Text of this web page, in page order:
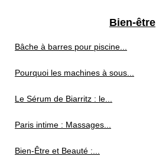
Bien-être
Bâche à barres pour piscine...
Pourquoi les machines à sous...
Le Sérum de Biarritz : le...
Paris intime : Massages...
Bien-Être et Beauté :...